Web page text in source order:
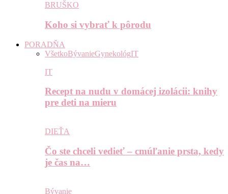
BRUŠKO
Koho si vybrať k pôrodu
PORADŇA
VšetkoBývanieGynekológIT
IT
Recept na nudu v domácej izolácii: knihy
pre deti na mieru
DIEŤA
Čo ste chceli vedieť – cmúľanie prsta, kedy
je čas na…
Bývanie